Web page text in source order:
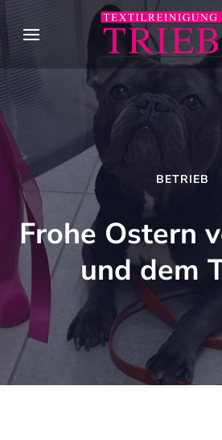
to
(Press
Enter)
BETRIEB
Frohe Ostern
und dem